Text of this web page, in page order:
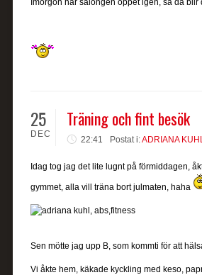
Imorgon har salongen öppet igen, så då
25
DEC
Träning och fint besök
22:41 Postat i:ADRIANA
Idag tog jag det lite lugnt på förmiddagen,
gymmet, alla vill träna bort julmaten, haha
Sen mötte jag upp B, som kommti för att
Vi åkte hem, käkade kyckling med keso,